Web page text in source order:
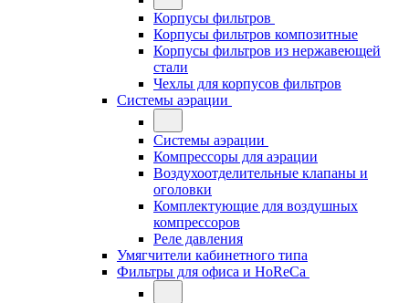
Корпусы фильтров
Корпусы фильтров композитные
Корпусы фильтров из нержавеющей
стали
Чехлы для корпусов фильтров
Системы аэрации
Системы аэрации
Компрессоры для аэрации
Воздухоотделительные клапаны и
оголовки
Комплектующие для воздушных
компрессоров
Реле давления
Умягчители кабинетного типа
Фильтры для офиса и HoReCa